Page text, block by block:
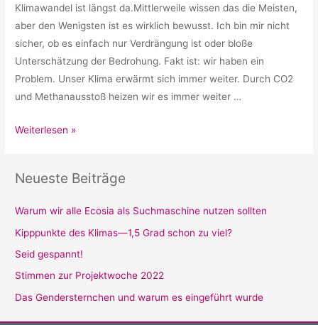
Klimawandel ist längst da.Mittlerweile wissen das die Meisten,
aber den Wenigsten ist es wirklich bewusst. Ich bin mir nicht
sicher, ob es einfach nur Verdrängung ist oder bloße
Unterschätzung der Bedrohung. Fakt ist: wir haben ein
Problem. Unser Klima erwärmt sich immer weiter. Durch CO2
und Methanausstoß heizen wir es immer weiter …
Kipppunkte
—
Grad
schon
zu
viel?
Weiterlesen »
Neueste Beiträge
Warum wir alle Ecosia als Suchmaschine nutzen sollten
Kipppunkte des Klimas—1,5 Grad schon zu viel?
Seid gespannt!
Stimmen zur Projektwoche 2022
Das Gendersternchen und warum es eingeführt wurde